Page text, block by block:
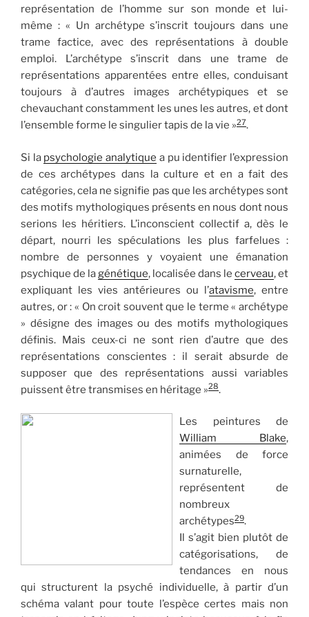
représentation de l’homme sur son monde et lui-
même : « Un archétype s’inscrit toujours dans une
trame factice, avec des représentations à double
emploi. L’archétype s’inscrit dans une trame de
représentations apparentées entre elles, conduisant
toujours à d’autres images archétypiques et se
chevauchant constamment les unes les autres, et dont
l’ensemble forme le singulier tapis de la vie »27.
Si la psychologie analytique a pu identifier l’expression
de ces archétypes dans la culture et en a fait des
catégories, cela ne signifie pas que les archétypes sont
des motifs mythologiques présents en nous dont nous
serions les héritiers. L’inconscient collectif a, dès le
départ, nourri les spéculations les plus farfelues :
nombre de personnes y voyaient une émanation
psychique de lagénétique, localisée dans le cerveau, et
expliquant les vies antérieures ou l’atavisme, entre
autres, or : « On croit souvent que le terme « archétype
» désigne des images ou des motifs mythologiques
définis. Mais ceux-ci ne sont rien d’autre que des
représentations conscientes : il serait absurde de
supposer que des représentations aussi variables
puissent être transmises en héritage »28.
Les peintures de
William Blake,
animées de force
surnaturelle,
représentent de
nombreux
archétypes29.
Il s’agit bien plutôt de
catégorisations, de
tendances en nous
qui structurent la psyché individuelle, à partir d’un
schéma valant pour toute l’espèce certes mais non